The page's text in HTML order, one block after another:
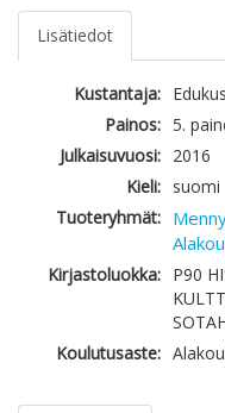
Lisätiedot
Kustantaja:
Painos: 5.
Julkaisuvuosi: 2016
Kieli: suomi
Tuoteryhmät:
Kirjastoluokka: P90
Koulutusaste: